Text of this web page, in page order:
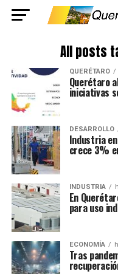
All posts
QUERÉTARO
Querétaro
iniciativas
DESARROLLO
Industria
crece 3%
INDUSTRIA
En
para uso
ECONOMÍA
Tras